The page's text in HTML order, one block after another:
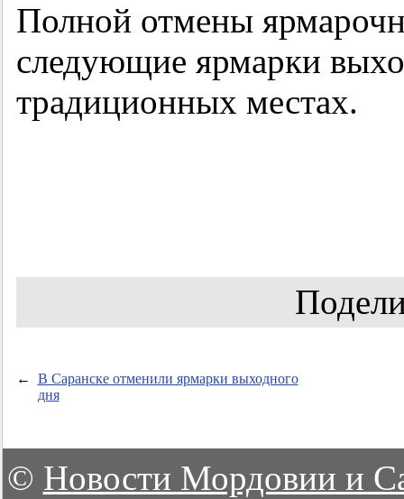
Полной отмены
следующие ярмарки
традиционных местах.
←
В Саранске отменили ярмарки выходного
дня
© Новости Мордовии и